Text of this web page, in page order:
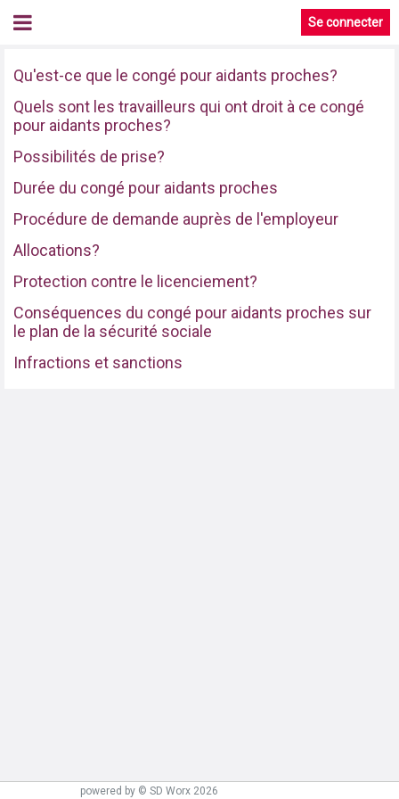
Se connecter
Qu'est-ce que le congé pour aidants proches?
Quels sont les travailleurs qui ont droit à ce congé
pour aidants proches?
Possibilités de prise?
Durée du congé pour aidants proches
Procédure de demande auprès de l'employeur
Allocations?
Protection contre le licenciement?
Conséquences du congé pour aidants proches sur
le plan de la sécurité sociale
Infractions et sanctions
powered by © SD Worx 2026